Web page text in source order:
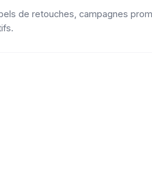
de retouches, campagnes